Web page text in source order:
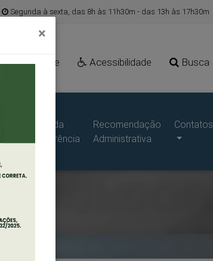
Segunda à sexta, das 8h às 11h30m - das 13h às 17h30m
Busca
Acessibilidade
do Site
Portais da
Transparência
Recomendação
Administrativa
Contatos
×